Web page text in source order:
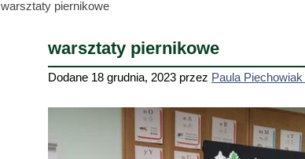
warsztaty piernikowe
warsztaty piernikowe
Dodane 18 grudnia, 2023 przez Paula Piechowiak